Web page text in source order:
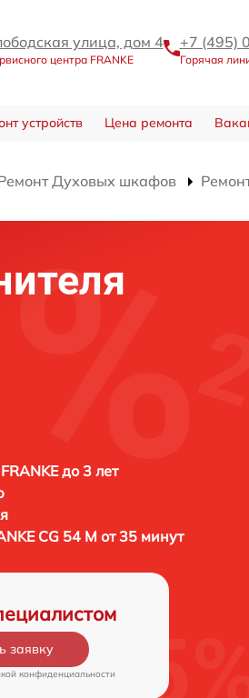
улица, дом 4
центра FRANKE
+7 (495)
Горячая
устройств Цена ремонта
Духовых шкафов
до 3 лет
CG 54 M от 35 минут
заявку
конфиденциальности